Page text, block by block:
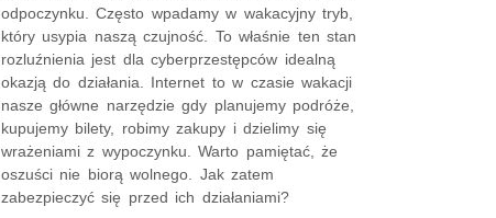
odpoczynku. Często wpadamy w wakacyjny tryb,
który usypia naszą czujność. To właśnie ten stan
rozluźnienia jest dla cyberprzestępców idealną
okazją do działania. Internet to w czasie wakacji
nasze główne narzędzie gdy planujemy podróże,
kupujemy bilety, robimy zakupy i dzielimy się
wrażeniami z wypoczynku. Warto pamiętać, że
oszuści nie biorą wolnego. Jak zatem
zabezpieczyć się przed ich działaniami?